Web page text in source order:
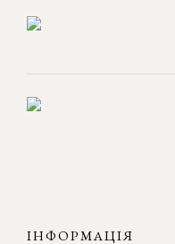
ІНФОРМАЦІЯ